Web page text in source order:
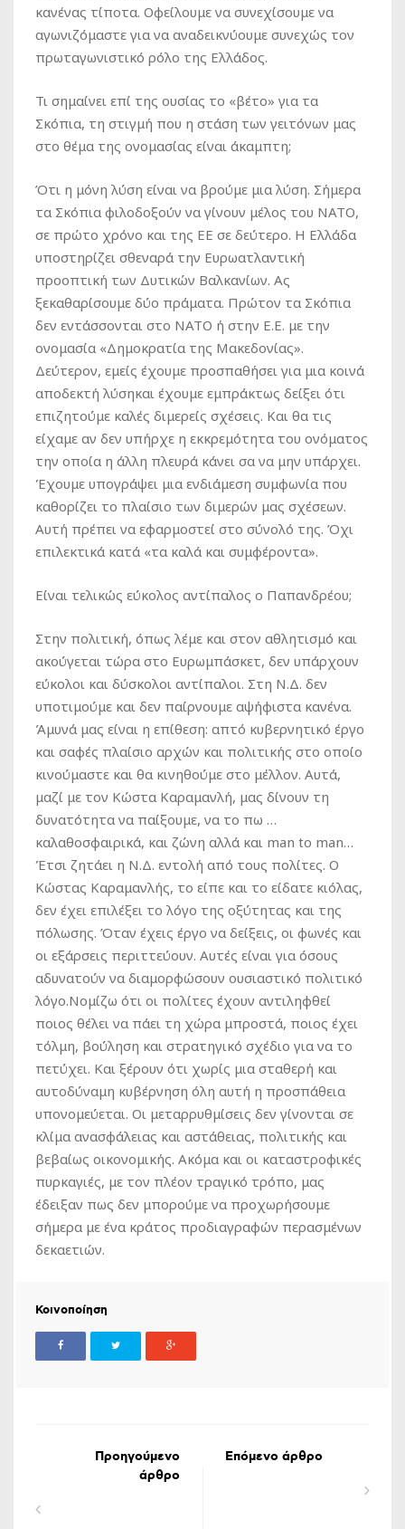
κανένας τίποτα. Οφείλουμε να συνεχίσουμε να
αγωνιζόμαστε για να αναδεικνύουμε συνεχώς τον
πρωταγωνιστικό ρόλο της Ελλάδος.
Τι σημαίνει επί της ουσίας το «βέτο» για τα
Σκόπια, τη στιγμή που η στάση των γειτόνων μας
στο θέμα της ονομασίας είναι άκαμπτη;
Ότι η μόνη λύση είναι να βρούμε μια λύση. Σήμερα
τα Σκόπια φιλοδοξούν να γίνουν μέλος του ΝΑΤΟ,
σε πρώτο χρόνο και της ΕΕ σε δεύτερο. Η Ελλάδα
υποστηρίζει σθεναρά την Ευρωατλαντική
προοπτική των Δυτικών Βαλκανίων. Ας
ξεκαθαρίσουμε δύο πράματα. Πρώτον τα Σκόπια
δεν εντάσσονται στο ΝΑΤΟ ή στην Ε.Ε. με την
ονομασία «Δημοκρατία της Μακεδονίας».
Δεύτερον, εμείς έχουμε προσπαθήσει για μια κοινά
αποδεκτή λύσηκαι έχουμε εμπράκτως δείξει ότι
επιζητούμε καλές διμερείς σχέσεις. Και θα τις
είχαμε αν δεν υπήρχε η εκκρεμότητα του ονόματος
την οποία η άλλη πλευρά κάνει σα να μην υπάρχει.
Έχουμε υπογράψει μια ενδιάμεση συμφωνία που
καθορίζει το πλαίσιο των διμερών μας σχέσεων.
Αυτή πρέπει να εφαρμοστεί στο σύνολό της. Όχι
επιλεκτικά κατά «τα καλά και συμφέροντα».
Είναι τελικώς εύκολος αντίπαλος ο Παπανδρέου;
Στην πολιτική, όπως λέμε και στον αθλητισμό και
ακούγεται τώρα στο Ευρωμπάσκετ, δεν υπάρχουν
εύκολοι και δύσκολοι αντίπαλοι. Στη Ν.Δ. δεν
υποτιμούμε και δεν παίρνουμε αψήφιστα κανένα.
Άμυνά μας είναι η επίθεση: απτό κυβερνητικό έργο
και σαφές πλαίσιο αρχών και πολιτικής στο οποίο
κινούμαστε και θα κινηθούμε στο μέλλον. Αυτά,
μαζί με τον Κώστα Καραμανλή, μας δίνουν τη
δυνατότητα να παίξουμε, να το πω …
καλαθοσφαιρικά, και ζώνη αλλά και man to man…
Έτσι ζητάει η Ν.Δ. εντολή από τους πολίτες. Ο
Κώστας Καραμανλής, το είπε και το είδατε κιόλας,
δεν έχει επιλέξει το λόγο της οξύτητας και της
πόλωσης. Όταν έχεις έργο να δείξεις, οι φωνές και
οι εξάρσεις περιττεύουν. Αυτές είναι για όσους
αδυνατούν να διαμορφώσουν ουσιαστικό πολιτικό
λόγο.Νομίζω ότι οι πολίτες έχουν αντιληφθεί
ποιος θέλει να πάει τη χώρα μπροστά, ποιος έχει
τόλμη, βούληση και στρατηγικό σχέδιο για να το
πετύχει. Και ξέρουν ότι χωρίς μια σταθερή και
αυτοδύναμη κυβέρνηση όλη αυτή η προσπάθεια
υπονομεύεται. Οι μεταρρυθμίσεις δεν γίνονται σε
κλίμα ανασφάλειας και αστάθειας, πολιτικής και
βεβαίως οικονομικής. Ακόμα και οι καταστροφικές
πυρκαγιές, με τον πλέον τραγικό τρόπο, μας
έδειξαν πως δεν μπορούμε να προχωρήσουμε
σήμερα με ένα κράτος προδιαγραφών περασμένων
δεκαετιών.
Κοινοποίηση
Προηγούμενο
άρθρο
Επόμενο άρθρο